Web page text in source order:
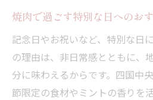
焼肉で過ごす特別な日へのお
記念日やお祝いなど、特別な日
の理由は、非日常感とともに、
分に味わえるからです。四国中
節限定の食材やミントの香りを